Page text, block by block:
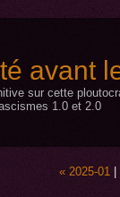
avant
sur cette
1.0 et 2.0
« 2025-01